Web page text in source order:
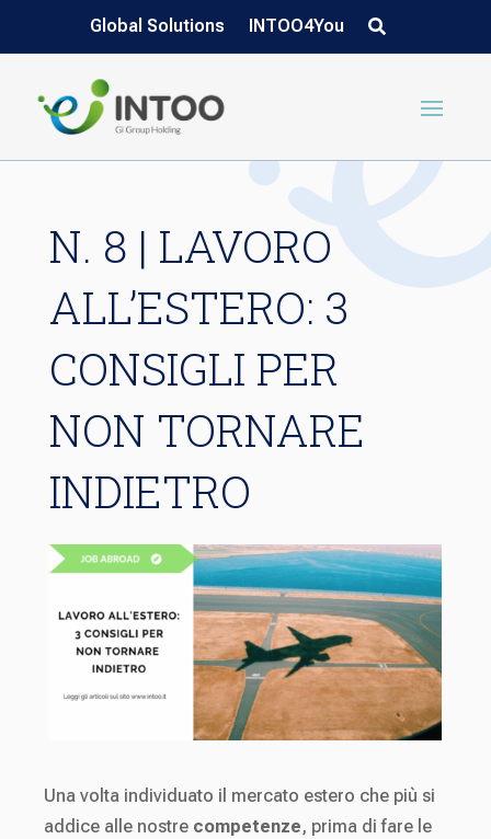
Global Solutions INTOO4You
N. 8 | LAVORO
ALL’ESTERO: 3
CONSIGLI PER
NON TORNARE
INDIETRO
Una volta individuato il mercato estero che più si
addice alle nostre competenze, prima di fare le